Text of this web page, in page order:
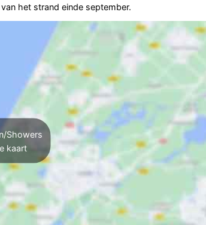
het strand einde september.
Showers
kaart